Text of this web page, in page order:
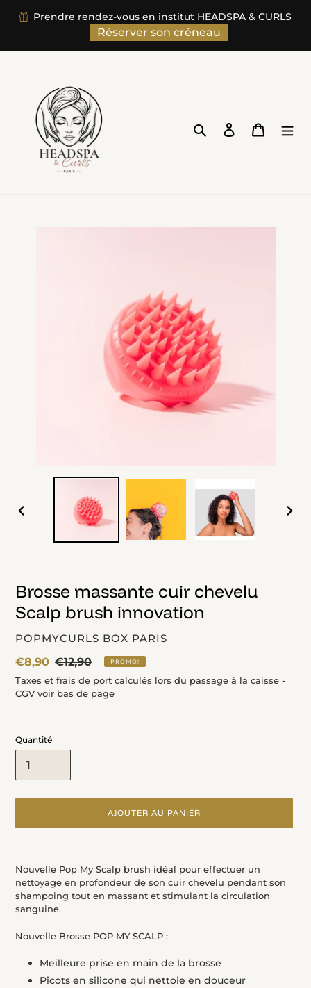
Passer
contenu
Prendre rendez-vous en institut HEADSPA & CURLS
Réserver son créneau
RechercherSe connecter
Panier
Brosse massante cuir chevelu
Scalp brush innovation
DISTRIBUTEUR
POPMYCURLS BOX PARIS
Prix
fou
€8,90 Prix
normal
€12,90 PROMO!
Taxes et frais de port calculés lors du passage à la caisse -
CGV voir bas de page
Quantité
AJOUTER AU PANIER
produit
à
votre
panier
Nouvelle Pop My Scalp brush idéal pour effectuer un
nettoyage en profondeur de son cuir chevelu pendant son
shampoing tout en massant et stimulant la circulation
sanguine.
Nouvelle Brosse POP MY SCALP :
Meilleure prise en main de la brosse
Picots en silicone qui nettoie en douceur